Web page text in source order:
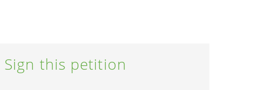
Sign this petition